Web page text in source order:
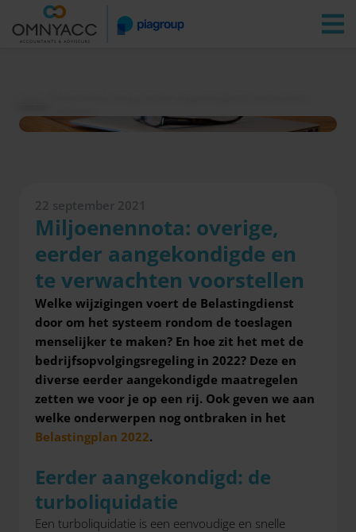
Vestigingen Zoeken
22 september 2021
Miljoenennota: overige,
eerder aangekondigde en
te verwachten voorstellen
Welke wijzigingen voert de Belastingdienst
door om het systeem rondom de toeslagen
menselijker te maken? En hoe zit het met de
bedrijfsopvolgingsregeling in 2022? Deze en
diverse eerder aangekondigde maatregelen
zetten we voor je op een rij. Ook geven we aan
welke onderwerpen nog ontbraken in het
Belastingplan 2022.
Eerder aangekondigd: de
turboliquidatie
Een turboliquidatie is een eenvoudige en snelle